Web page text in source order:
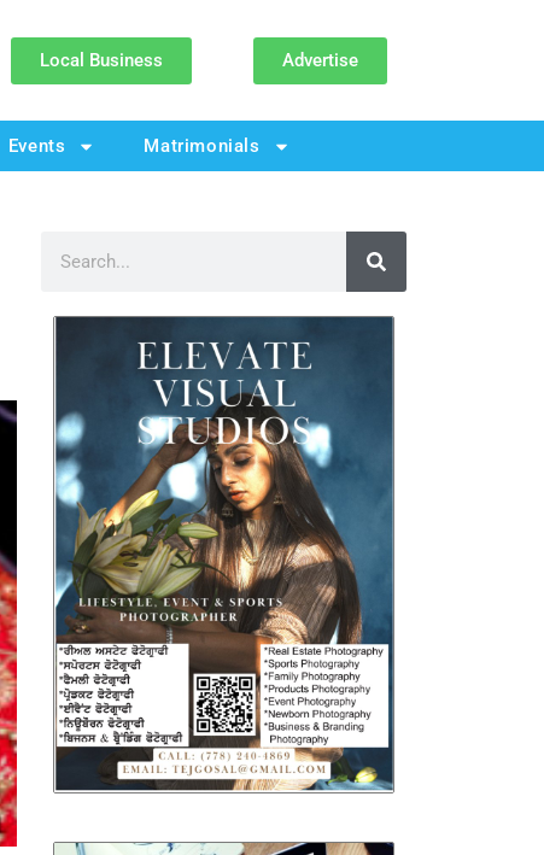
Local Business Advertise
Events Matrimonials